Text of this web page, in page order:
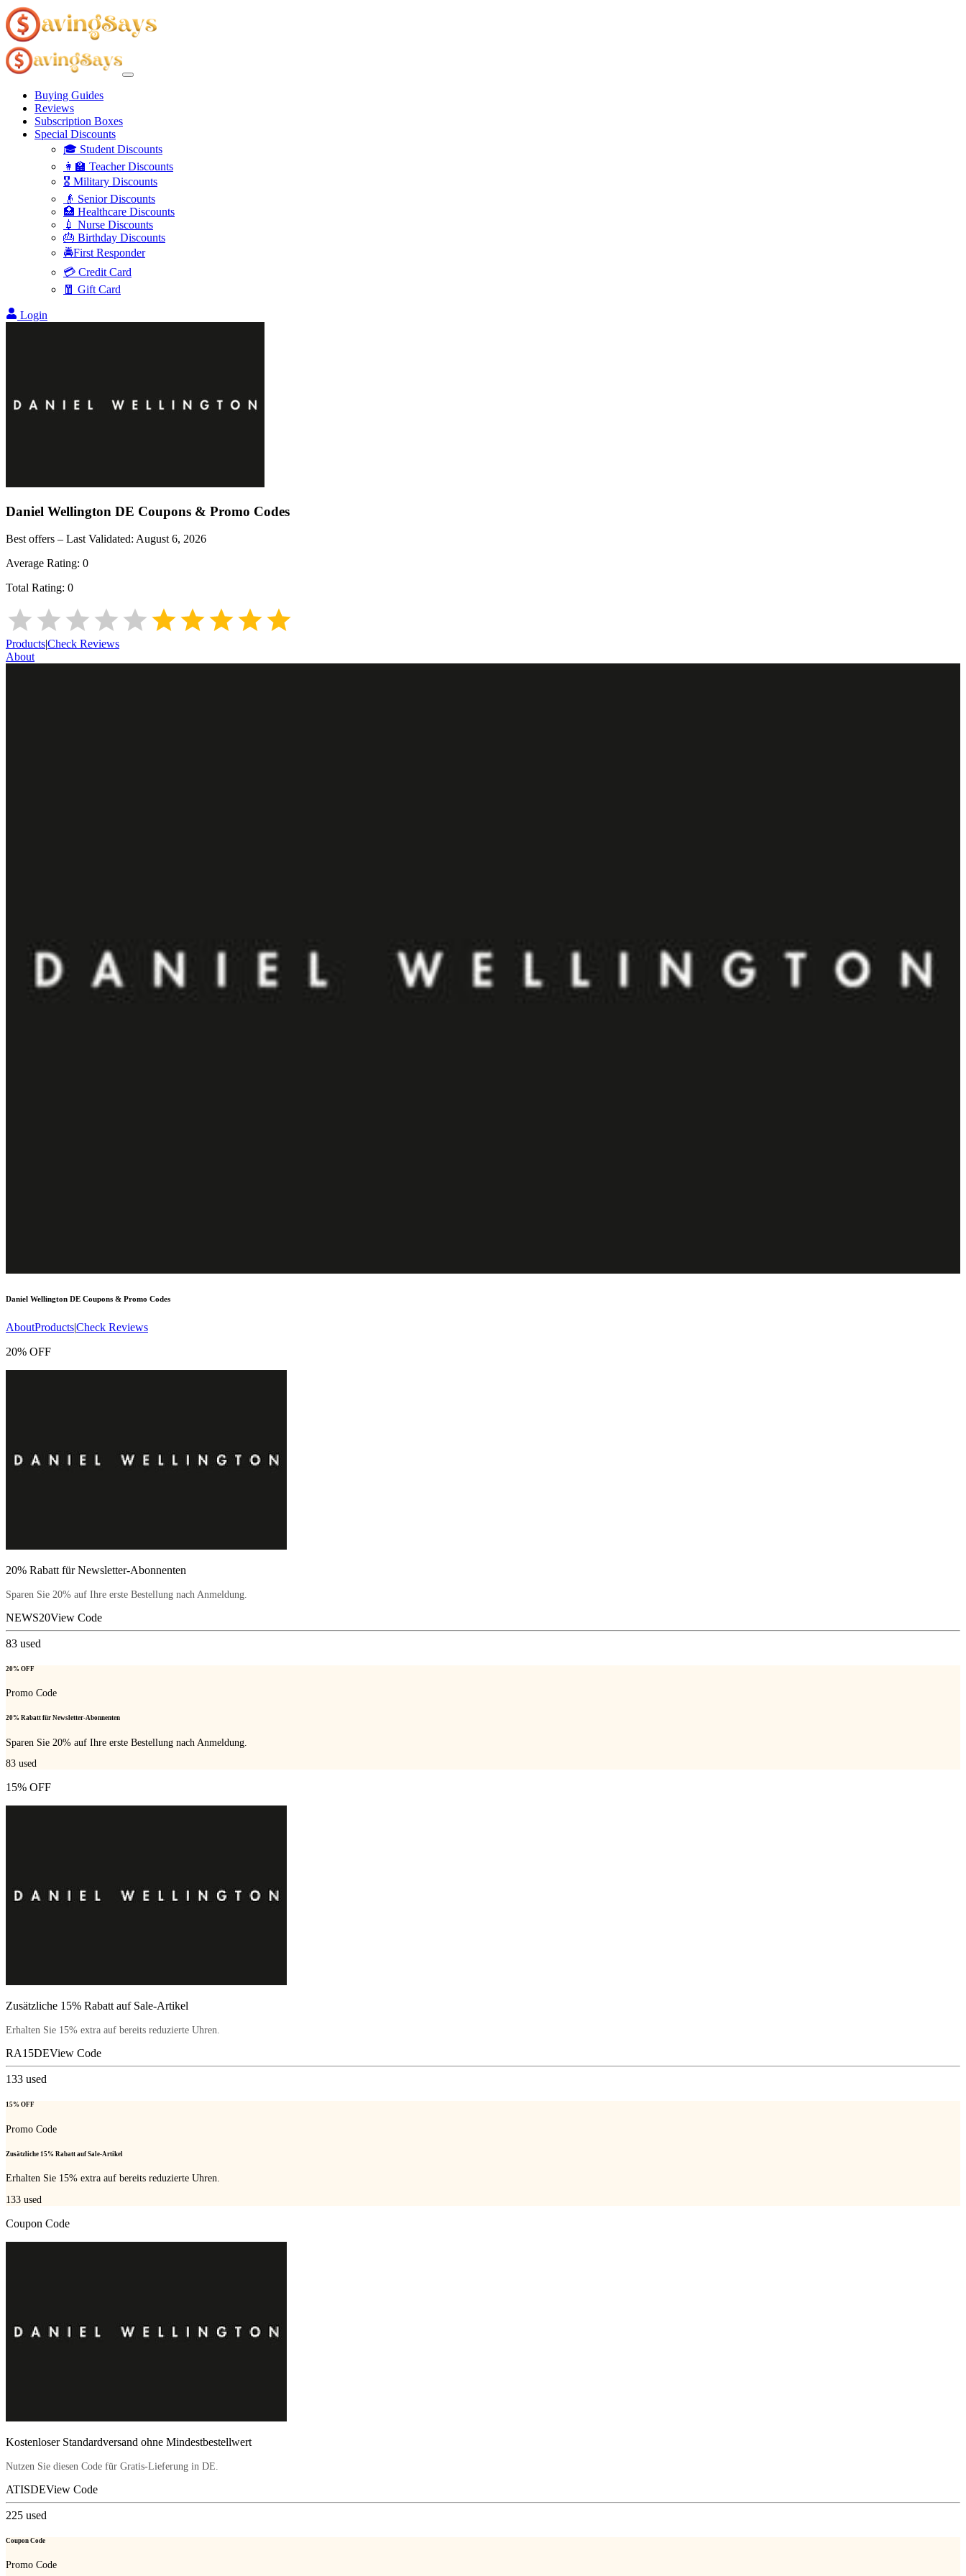
Buying Guides
Reviews
Subscription Boxes
Special Discounts
🎓 Student Discounts
👩‍🏫 Teacher Discounts
🎖️ Military Discounts
👴 Senior Discounts
🏥 Healthcare Discounts
💉 Nurse Discounts
🎂 Birthday Discounts
🚔First Responder
💳 Credit Card
🧧 Gift Card
Login
Daniel Wellington DE Coupons & Promo Codes
Best offers – Last Validated: August 6, 2026
Average Rating: 0
Total Rating: 0
Products|Check Reviews
About
Daniel Wellington DE Coupons & Promo Codes
AboutProducts|Check Reviews
20% OFF
20% Rabatt für Newsletter-Abonnenten
Sparen Sie 20% auf Ihre erste Bestellung nach Anmeldung.
NEWS20View Code
83 used
20% OFF
Promo Code
20% Rabatt für Newsletter-Abonnenten
Sparen Sie 20% auf Ihre erste Bestellung nach Anmeldung.
83 used
15% OFF
Zusätzliche 15% Rabatt auf Sale-Artikel
Erhalten Sie 15% extra auf bereits reduzierte Uhren.
RA15DEView Code
133 used
15% OFF
Promo Code
Zusätzliche 15% Rabatt auf Sale-Artikel
Erhalten Sie 15% extra auf bereits reduzierte Uhren.
133 used
Coupon Code
Kostenloser Standardversand ohne Mindestbestellwert
Nutzen Sie diesen Code für Gratis-Lieferung in DE.
ATISDEView Code
225 used
Coupon Code
Promo Code